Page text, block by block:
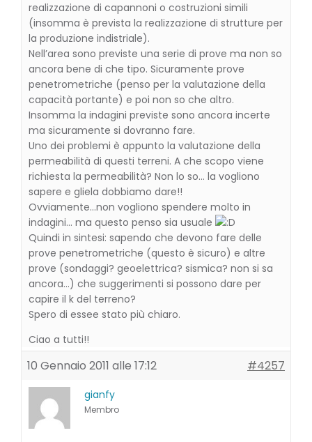
realizzazione di capannoni o costruzioni simili
(insomma è prevista la realizzazione di strutture per
la produzione indistriale).
Nell’area sono previste una serie di prove ma non so
ancora bene di che tipo. Sicuramente prove
penetrometriche (penso per la valutazione della
capacità portante) e poi non so che altro.
Insomma la indagini previste sono ancora incerte
ma sicuramente si dovranno fare.
Uno dei problemi è appunto la valutazione della
permeabilità di questi terreni. A che scopo viene
richiesta la permeabilità? Non lo so… la vogliono
sapere e gliela dobbiamo dare!!
Ovviamente…non vogliono spendere molto in
indagini… ma questo penso sia usuale
Quindi in sintesi: sapendo che devono fare delle
prove penetrometriche (questo è sicuro) e altre
prove (sondaggi? geoelettrica? sismica? non si sa
ancora…) che suggerimenti si possono dare per
capire il k del terreno?
Spero di essee stato più chiaro.
Ciao a tutti!!
10 Gennaio 2011 alle 17:12 #4257
gianfy
Membro